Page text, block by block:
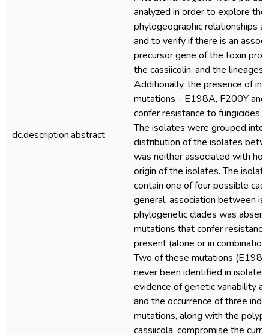
dc.description.abstract
analyzed in order to explore
phylogeographic relationships
and to verify if there is an
precursor gene of the toxin
the cassiicolin, and the lineages
Additionally, the presence of
mutations - E198A, F200Y
confer resistance to fungicides
The isolates were grouped into
distribution of the isolates
was neither associated with
origin of the isolates. The
contain one of four possible
general, association between
phylogenetic clades was
mutations that confer
present (alone or in
Two of these mutations
never been identified in isolates
evidence of genetic variability
and the occurrence of three
mutations, along with the
cassiicola, compromise the